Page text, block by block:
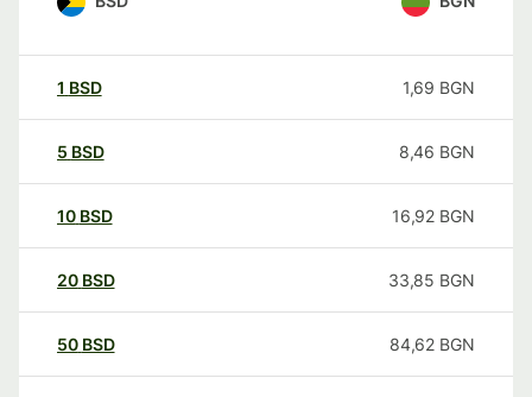
1 BSD 1,69 BGN
5 BSD 8,46 BGN
10 BSD 16,92 BGN
20 BSD 33,85 BGN
50 BSD 84,62 BGN